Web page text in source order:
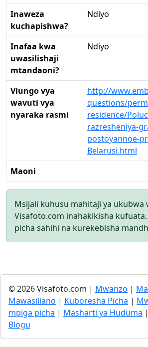
Inaweza
kuchapishwa?
Ndiyo
Inafaa kwa
uwasilishaji
mtandaoni?
Ndiyo
Viungo vya
wavuti vya
nyaraka rasmi
http://
questions/
residence/
razresheniya-
postoyannoe-
Belarusi.html
Maoni
Msijali kuhusu mahitaji ya ukubwa
Visafoto.com inahakikisha
picha sahihi na kurekebisha
© 2026 Visafoto.com | Mwanzo |
Mawasiliano | Kuboresha Picha |
mpiga picha | Masharti ya Huduma |
Blogu